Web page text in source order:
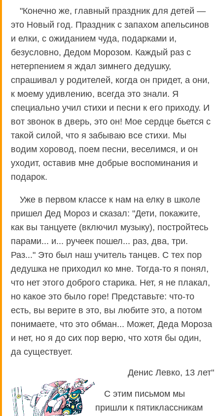
"Конечно же, главный праздник для детей —
это Новый год. Праздник с запахом апельсинов
и елки, с ожиданием чуда, подарками и,
безусловно, Дедом Морозом. Каждый раз с
нетерпением я ждал зимнего дедушку,
спрашивал у родителей, когда он придет, а они,
к моему удивлению, всегда это знали. Я
специально учил стихи и песни к его приходу. И
вот звонок в дверь, это он! Мое сердце бьется с
такой силой, что я забываю все стихи. Мы
водим хоровод, поем песни, веселимся, и он
уходит, оставив мне добрые воспоминания и
подарок.
Уже в первом классе к нам на елку в школе
пришел Дед Мороз и сказал: "Дети, покажите,
как вы танцуете (включил музыку), постройтесь
парами... и... ручеек пошел... раз, два, три.
Раз..." Это был наш учитель танцев. С тех пор
дедушка не приходил ко мне. Тогда-то я понял,
что нет этого доброго старика. Нет, я не плакал,
но какое это было горе! Представьте: что-то
есть, вы верите в это, вы любите это, а потом
понимаете, что это обман... Может, Деда Мороза
и нет, но я до сих пор верю, что хотя бы один,
да существует.
Денис Левко, 13 лет"
С этим письмом мы
пришли к пятиклассникам